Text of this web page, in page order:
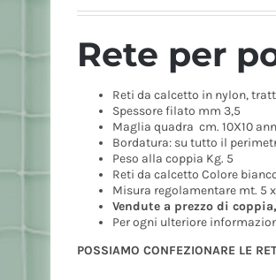
Rete per
Reti da calcetto in nylon,
Spessore filato mm 3,5
Maglia quadra cm. 10X10
Bordatura: su tutto il
Peso alla coppia Kg. 5
Reti da calcetto Colore
Misura regolamentare mt. 5
Vendute a prezzo di
Per ogni ulteriore
POSSIAMO CONFEZIONARE LE